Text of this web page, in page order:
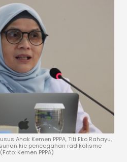
Anak Kemen PPPA, Titi Eko Rahayu,
kie pencegahan radikalisme
Kemen PPPA)